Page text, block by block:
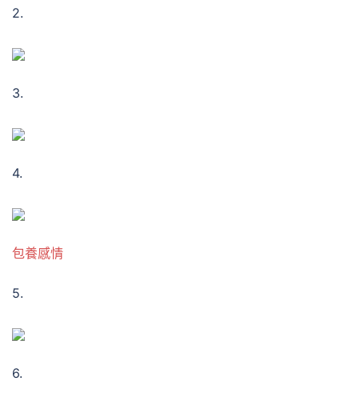
2.
3.
4.
包養感情
5.
6.